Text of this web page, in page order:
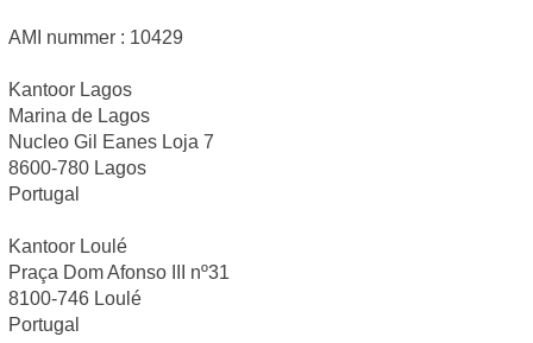
AMI nummer : 10429
Kantoor Lagos
Marina de Lagos
Nucleo Gil Eanes Loja 7
8600-780 Lagos
Portugal
Kantoor Loulé
Praça Dom Afonso III nº31
8100-746 Loulé
Portugal